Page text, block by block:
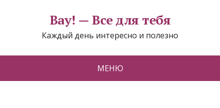
Вау! — Все для тебя
Каждый день интересно и полезно
МЕНЮ